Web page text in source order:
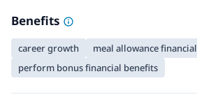
Benefits
career growth
meal allowance
perform bonus financial benefits